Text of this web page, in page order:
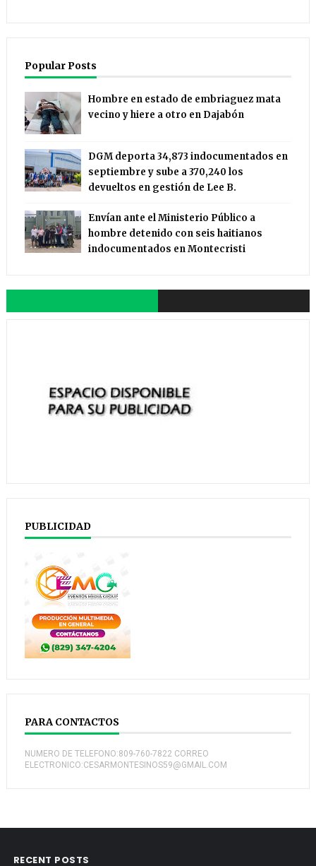
Popular Posts
Hombre en estado de embriaguez mata
vecino y hiere a otro en Dajabón
DGM deporta 34,873 indocumentados en
septiembre y sube a 370,240 los
devueltos en gestión de Lee B.
Envían ante el Ministerio Público a
hombre detenido con seis haitianos
indocumentados en Montecristi
PUBLICIDAD
PARA CONTACTOS
NUMERO DE TELEFONO:809-760-7822 CORREO
ELECTRONICO:CESARMONTESINOS59@GMAIL.COM
RECENT POSTS